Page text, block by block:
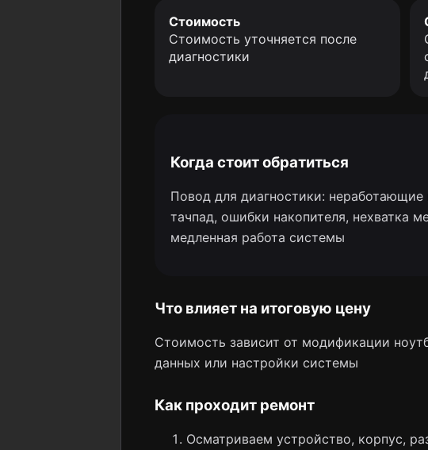
Стоимость
Стоимость уточняется после
диагностики
Когда стоит обратиться
Повод для диагностики:
тачпад, ошибки накопителя, нехватка
медленная работа системы
Что влияет на итоговую цену
Стоимость зависит от модификации
данных или настройки системы
Как проходит ремонт
Осматриваем устройство, корпус,